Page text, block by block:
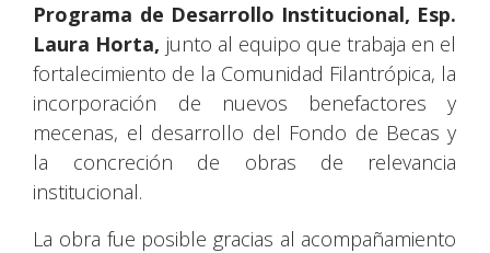
Programa de Desarrollo Institucional, Esp.
Laura Horta, junto al equipo que trabaja en el
fortalecimiento de la Comunidad Filantrópica, la
incorporación de nuevos benefactores y
mecenas, el desarrollo del Fondo de Becas y
la concreción de obras de relevancia
institucional.
La obra fue posible gracias al acompañamiento